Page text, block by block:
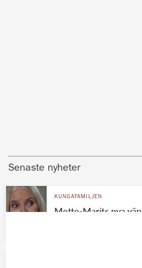
Senaste nyheter
KUNGAFAMILJEN
Mette-Marits nya